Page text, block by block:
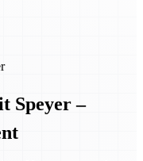
Speyer –